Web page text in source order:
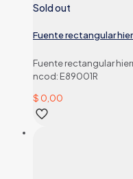
Sold out
Fuente rectangular
Fuente rectangular
ncod: E89001R
$ 0,00